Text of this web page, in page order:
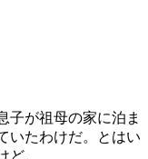
子が祖母の家に泊ま
いたわけだ。とはい
ど。